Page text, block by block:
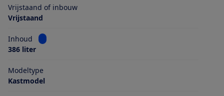
Vrijstaand of inbouw
Vrijstaand
Inhoud
Bekijk informatie voor Inhoud
386 liter
Modeltype
Kastmodel